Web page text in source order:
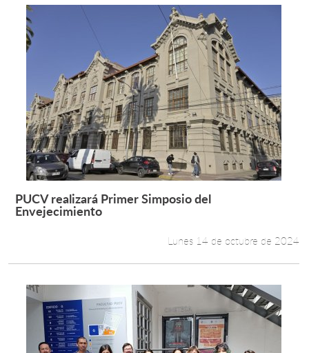
Leer más +
PUCV realizará Primer Simposio del
Envejecimiento
Lunes 14 de octubre de 2024